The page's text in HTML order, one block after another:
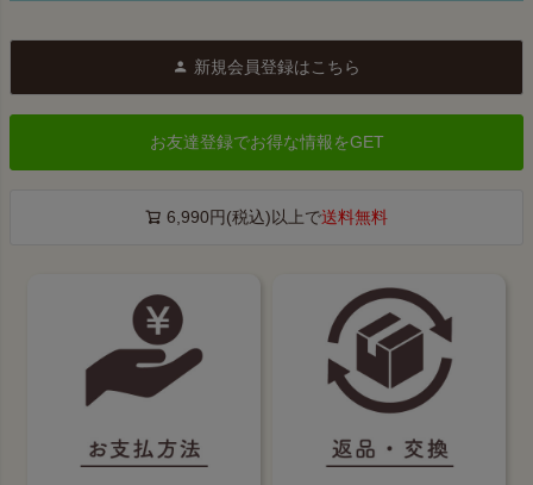
新規会員登録はこちら
お友達登録でお得な情報をGET
6,990円(税込)以上で送料無料